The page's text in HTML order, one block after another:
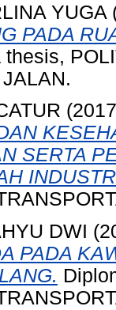
YUGA
PADA
thesis,
SERTA
DWI
PADA